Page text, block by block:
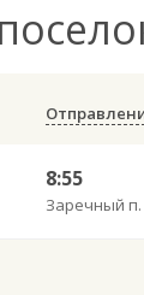
8:55
Заречный п.